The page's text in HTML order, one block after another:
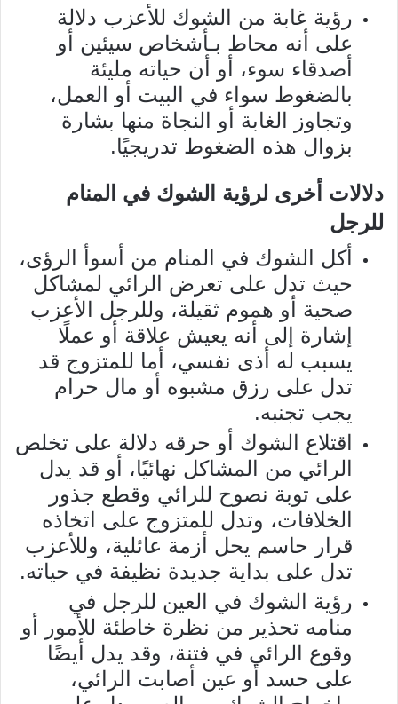
رؤية غابة من الشوك للأعزب دلالة
على أنه محاط بـأشخاص سيئين أو
أصدقاء سوء، أو أن حياته مليئة
بالضغوط سواء في البيت أو العمل،
وتجاوز الغابة أو النجاة منها بشارة
بزوال هذه الضغوط تدريجيًا.
دلالات أخرى لرؤية الشوك في المنام
للرجل
أكل الشوك في المنام من أسوأ الرؤى،
حيث تدل على تعرض الرائي لمشاكل
صحية أو هموم ثقيلة، وللرجل الأعزب
إشارة إلى أنه يعيش علاقة أو عملًا
يسبب له أذى نفسي، أما للمتزوج قد
تدل على رزق مشبوه أو مال حرام
يجب تجنبه.
اقتلاع الشوك أو حرقه دلالة على تخلص
الرائي من المشاكل نهائيًا، أو قد يدل
على توبة نصوح للرائي وقطع جذور
الخلافات، وتدل للمتزوج على اتخاذه
قرار حاسم يحل أزمة عائلية، وللأعزب
تدل على بداية جديدة نظيفة في حياته.
رؤية الشوك في العين للرجل في
منامه تحذير من نظرة خاطئة للأمور أو
وقوع الرائي في فتنة، وقد يدل أيضًا
على حسد أو عين أصابت الرائي،